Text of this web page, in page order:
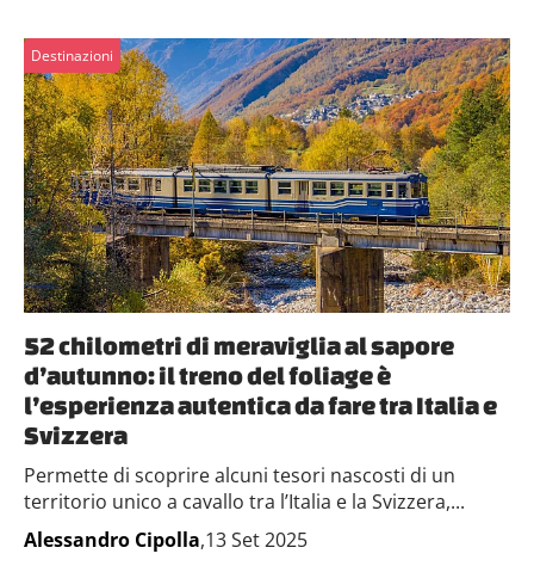
Destinazioni
52 chilometri di meraviglia al sapore
d’autunno: il treno del foliage è
l’esperienza autentica da fare tra Italia e
Svizzera
Permette di scoprire alcuni tesori nascosti di un
territorio unico a cavallo tra l’Italia e la Svizzera,...
Alessandro Cipolla,13 Set 2025